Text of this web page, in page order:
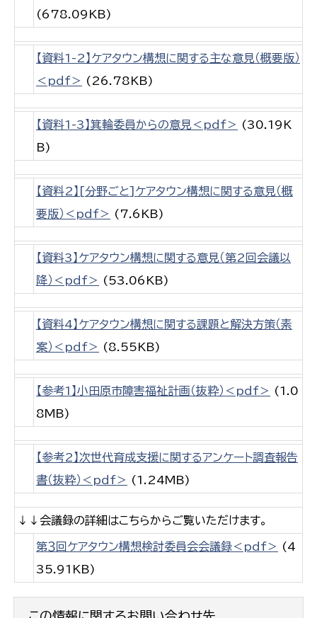
(678.09KB)
【資料1-2】ケアタウン構想に関する主な意見（概要版）
＜pdf＞
(26.78KB)
【資料1-3】箕輪委員からの意見＜pdf＞
(30.19K
B)
【資料2】[分野ごと]ケアタウン構想に関する意見（概
要版）＜pdf＞
(7.6KB)
【資料3】ケアタウン構想に関する意見（第2回会議以
降）＜pdf＞
(53.06KB)
【資料4】ケアタウン構想に関する課題と解決方策（素
案）＜pdf＞
(8.55KB)
【参考1】小田原市障害福祉計画（抜粋）＜pdf＞
(1.0
8MB)
【参考2】次世代育成支援に関するアンケート調査報告
書（抜粋）＜pdf＞
(1.24MB)
↓↓会議録の詳細はこちらからご覧いただけます。
第３回ケアタウン構想検討委員会会議録＜pdf＞
(4
35.91KB)